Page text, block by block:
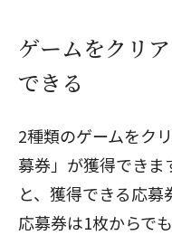
ゲームをクリ
できる
2種類のゲームをク
募券」が獲得できま
と、獲得できる応募
応募券は1枚からで